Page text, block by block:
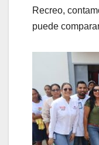
Recreo,
puede